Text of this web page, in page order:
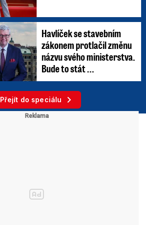
Havlíček se stavebním
zákonem protlačil změnu
názvu svého ministerstva.
Bude to stát ...
Přejít do speciálu